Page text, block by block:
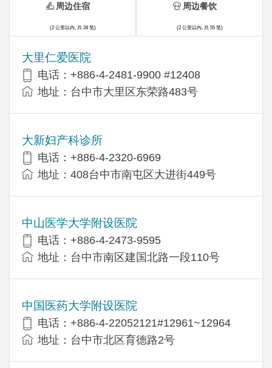
大里仁爱医院
电话：+886-4-2481-9900 #12408
地址：台中市大里区东荣路483号
大新妇产科诊所
电话：+886-4-2320-6969
地址：408台中市南屯区大进街449号
中山医学大学附设医院
电话：+886-4-2473-9595
地址：台中市南区建国北路一段110号
中国医药大学附设医院
电话：+886-4-22052121#12961~12964
地址：台中市北区育德路2号
周边住宿
(2 公里以内, 共 28 笔)
周边餐饮
(2 公里以内, 共 55 笔)